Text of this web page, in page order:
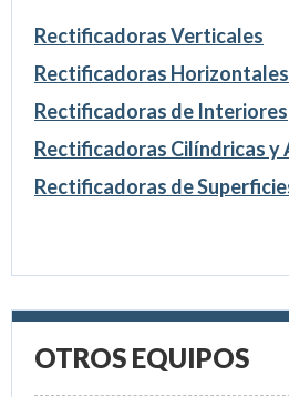
Rectificadoras Verticales
Rectificadoras Horizontales
Rectificadoras de Interiores
Rectificadoras Cilíndricas y
Rectificadoras de
OTROS EQUIPOS